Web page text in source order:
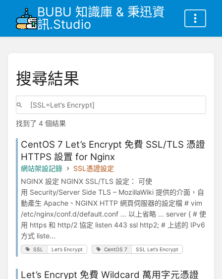
BUBU 知識庫 & 秉迅資
訊.Studio
搜尋結果
找到了 4 個結果
CentOS 7 Let’s Encrypt 免費 SSL/TLS 憑證
HTTPS 設置 for Nginx
網站架設記錄
SSL憑證設定
NGINX 設定 NGINX SSL/TLS 設定： 可使
用 Security/Server Side TLS – MozillaWiki 提供的介面，自
動產生 Apache、NGINX HTTP 網頁伺服器的設定檔 # vim
/etc/nginx/conf.d/default.conf ... 以上省略 ... server { # 使
用 https 和 http/2 協定 listen 443 ssl http2; # 上述的 IPv6
方式 liste...
SSL Let’s Encrypt CentOS 7 SSL Let’s Encrypt
Let’s Encrypt 免費 Wildcard 萬用字元憑證